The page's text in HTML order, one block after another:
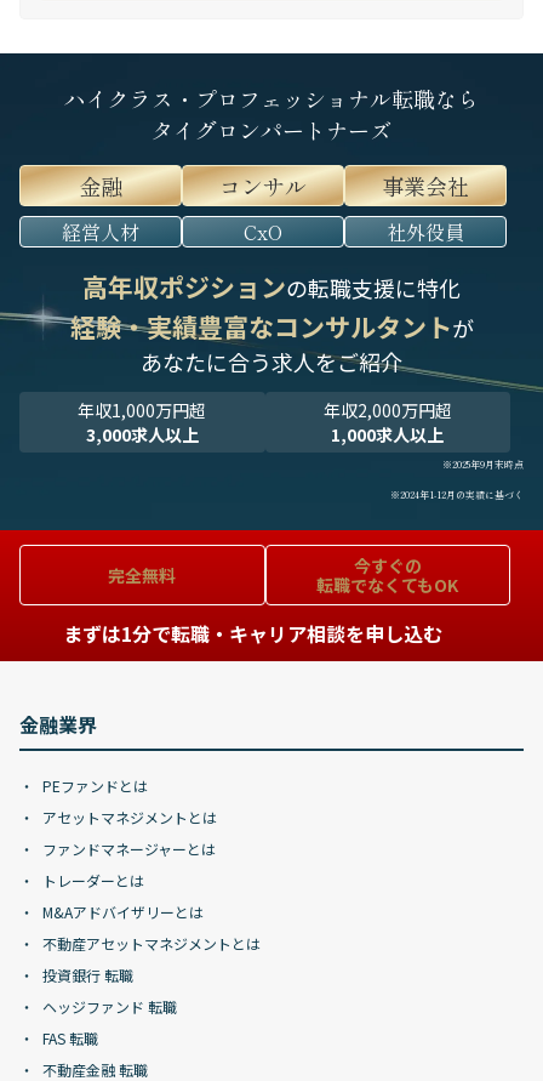
ハイクラス・プロフェッショナル転職なら
タイグロンパートナーズ
金融
コンサル 事業会社
経営人材 CxO 社外役員
高年収ポジションの転職支援に特化
経験・実績豊富なコンサルタントが
あなたに合う求人をご紹介
年収1,000万円超
3,000求人以上
年収2,000万円超
1,000求人以上
※2025年9月末時点
※2024年1-12月の実績に基づく
完全無料
今すぐの
転職でなくてもOK
まずは1分で転職・キャリア相談を申し込む
金融業界
PEファンドとは
アセットマネジメントとは
ファンドマネージャーとは
トレーダーとは
M&Aアドバイザリーとは
不動産アセットマネジメントとは
投資銀行 転職
ヘッジファンド 転職
FAS 転職
不動産金融 転職